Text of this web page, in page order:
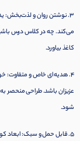
3. نوشتن روان و لذت‌بخش:
می‌کند. چه در کلاس درس
کاغذ بیاورد.
4. هدیه‌ای خاص و متفاوت:
عزیزان باشد. طراحی منحصر
شود.
5. قابل حمل و سبک: ابعاد